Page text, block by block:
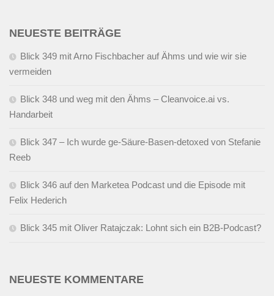
NEUESTE BEITRÄGE
Blick 349 mit Arno Fischbacher auf Ähms und wie wir sie
vermeiden
Blick 348 und weg mit den Ähms – Cleanvoice.ai vs.
Handarbeit
Blick 347 – Ich wurde ge-Säure-Basen-detoxed von Stefanie
Reeb
Blick 346 auf den Marketea Podcast und die Episode mit
Felix Hederich
Blick 345 mit Oliver Ratajczak: Lohnt sich ein B2B-Podcast?
NEUESTE KOMMENTARE